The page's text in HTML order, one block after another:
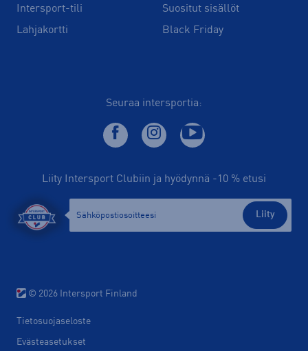
Intersport-tili
Lahjakortti
Suositut sisällöt
Black Friday
Seuraa intersportia:
Liity Intersport Clubiin ja hyödynnä -10 % etusi
Liity
© 2026 Intersport Finland
Tietosuojaseloste
Evästeasetukset